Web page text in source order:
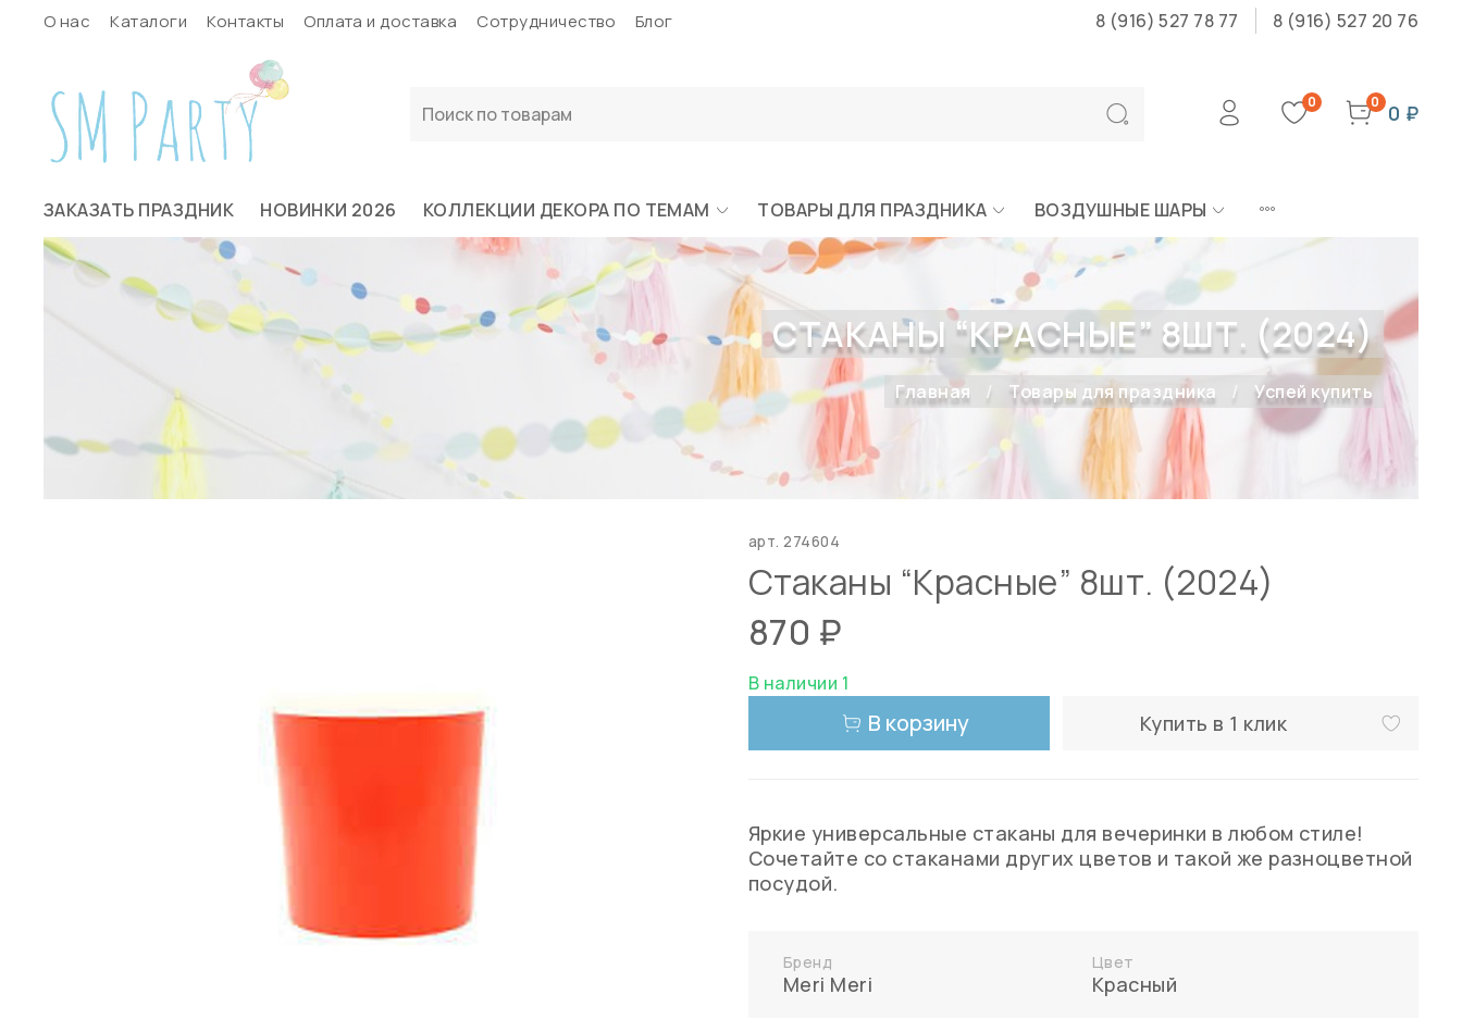
О нас Каталоги Контакты Оплата и доставка Сотрудничество Блог 8 (916) 527 78 77 8 (916) 527 20 76
0 0 0 ₽
ЗАКАЗАТЬ ПРАЗДНИК НОВИНКИ 2026 КОЛЛЕКЦИИ ДЕКОРА ПО ТЕМАМ ТОВАРЫ ДЛЯ ПРАЗДНИКА ВОЗДУШНЫЕ ШАРЫ
СТАКАНЫ “КРАСНЫЕ” 8ШТ. (2024)
Главная Товары для праздника Успей купить
арт.274604
Стаканы “Красные” 8шт. (2024)
870 ₽
В наличии 1
В корзину Купить в 1 клик
Яркие универсальные стаканы для вечеринки в любом стиле!
Сочетайте со стаканами других цветов и такой же разноцветной
посудой.
Бренд
Meri Meri
Цвет
Красный